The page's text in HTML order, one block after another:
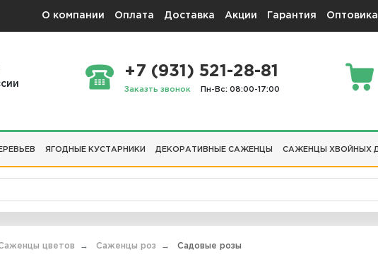
О компании Оплата Доставка Акции Гарантия
+7 (931) 521-28-81
Заказть звонок Пн-Вс: 08:00-17:00
ЯГОДНЫЕ КУСТАРНИКИ ДЕКОРАТИВНЫЕ САЖЕНЦЫ САЖЕНЦЫ ХВОЙНЫХ
цветов Саженцы роз Садовые розы